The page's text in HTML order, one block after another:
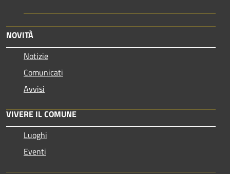
NOVITÀ
Notizie
Comunicati
Avvisi
VIVERE IL COMUNE
Luoghi
Eventi